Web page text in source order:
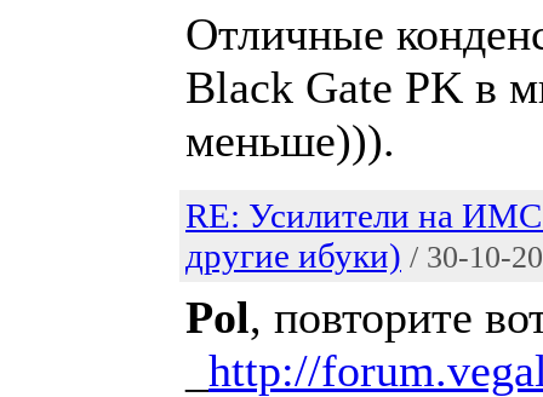
Отличные
Black Gate PK в
меньше))).
RE: Усилители на
другие ибуки) / 30-10-
Pol, повторите
http://